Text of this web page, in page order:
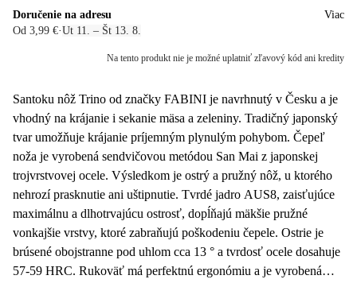
Doručenie na adresu
Od 3,99 €·Ut 11. – Št 13. 8.
Viac
Na tento produkt nie je možné uplatniť zľavový kód ani kredity
Santoku nôž Trino od značky FABINI je navrhnutý v Česku a je
vhodný na krájanie i sekanie mäsa a zeleniny. Tradičný japonský
tvar umožňuje krájanie príjemným plynulým pohybom. Čepeľ
noža je vyrobená sendvičovou metódou San Mai z japonskej
trojvrstvovej ocele. Výsledkom je ostrý a pružný nôž, u ktorého
nehrozí prasknutie ani uštipnutie. Tvrdé jadro AUS8, zaisťujúce
maximálnu a dlhotrvajúcu ostrosť, dopĺňajú mäkšie pružné
vonkajšie vrstvy, ktoré zabraňujú poškodeniu čepele. Ostrie je
brúsené obojstranne pod uhlom cca 13 ° a tvrdosť ocele dosahuje
57-59 HRC. Rukoväť má perfektnú ergonómiu a je vyrobená